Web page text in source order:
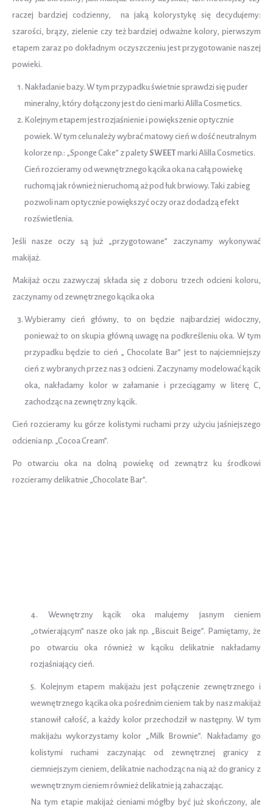
raczej bardziej codzienny, na jaką kolorystykę się decydujemy:
szarości, brązy, zielenie czy też bardziej odważne kolory, pierwszym
etapem zaraz po dokładnym oczyszczeniu jest przygotowanie naszej
powieki.
Nakładanie bazy. W tym przypadku świetnie sprawdzi się puder
mineralny, który dołączony jest do cieni marki Alilla Cosmetics.
Kolejnym etapem jest rozjaśnienie i powiększenie optycznie
powiek. W tym celu należy wybrać matowy cień w dość neutralnym
kolorze np.: „Sponge Cake” z palety SWEETmarki Alilla Cosmetics.
Cień rozcieramy od wewnętrznego kącika oka na całą powiekę
ruchomą jak również nieruchomą aż pod łuk brwiowy. Taki zabieg
pozwoli nam optycznie powiększyć oczy oraz dodadzą efekt
rozświetlenia.
Jeśli nasze oczy są już „przygotowane” zaczynamy wykonywać
makijaż.
Makijaż oczu zazwyczaj składa się z doboru trzech odcieni koloru,
zaczynamy od zewnętrznego kącika oka
Wybieramy cień główny, to on będzie najbardziej widoczny,
ponieważ to on skupia główną uwagę na podkreśleniu oka. W tym
przypadku będzie to cień „ Chocolate Bar” jest to najciemniejszy
cień z wybranych przez nas 3 odcieni. Zaczynamy modelować kącik
oka, nakładamy kolor w załamanie i przeciągamy w literę C,
zachodząc na zewnętrzny kącik.
Cień rozcieramy ku górze kolistymi ruchami przy użyciu jaśniejszego
odcienia np. „Cocoa Cream”.
Po otwarciu oka na dolną powiekę od zewnątrz ku środkowi
rozcieramy delikatnie „Chocolate Bar”.
4. Wewnętrzny kącik oka malujemy jasnym cieniem
„otwierającym” nasze oko jak np. „Biscuit Beige”. Pamiętamy, że
po otwarciu oka również w kąciku delikatnie nakładamy
rozjaśniający cień.
5. Kolejnym etapem makijażu jest połączenie zewnętrznego i
wewnętrznego kącika oka pośrednim cieniem tak by nasz makijaż
stanowił całość, a każdy kolor przechodził w następny. W tym
makijażu wykorzystamy kolor „Milk Brownie”. Nakładamy go
kolistymi ruchami zaczynając od zewnętrznej granicy z
ciemniejszym cieniem, delikatnie nachodząc na nią aż do granicy z
wewnętrznym cieniem również delikatnie ją zahaczając.
Na tym etapie makijaż cieniami mógłby być już skończony, ale